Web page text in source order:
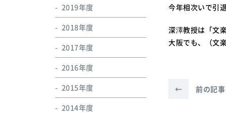
今年相次いで引
深澤教授は「文
大阪でも、（文
← 前の記事
2019年度
2018年度
2017年度
2016年度
2015年度
2014年度